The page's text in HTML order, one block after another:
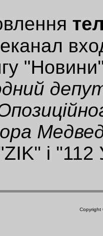
і "112
Copyright